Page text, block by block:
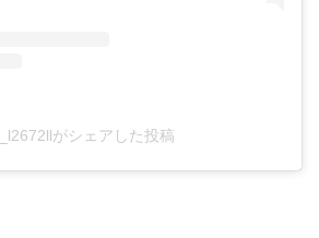
がシェアした投稿